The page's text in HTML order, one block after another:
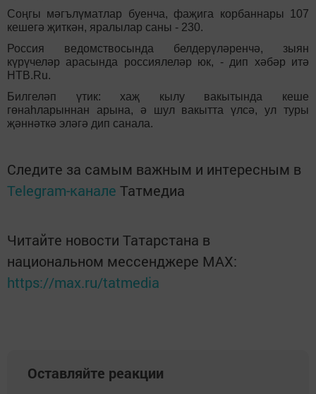
Соңгы мәгълүматлар буенча, фаҗига корбаннары 107
кешегә җиткән, яралылар саны - 230.
Россия ведомствосында белдерүләренчә, зыян
күрүчеләр арасында россиялеләр юк, - дип хәбәр итә
НТВ.Ru.
Билгеләп үтик: хаҗ кылу вакытында кеше
гөнаһларыннан арына, ә шул вакытта үлсә, ул туры
җәннәткә эләгә дип санала.
Следите за самым важным и интересным в
Telegram-канале Татмедиа
Читайте новости Татарстана в
национальном мессенджере MАХ:
https://max.ru/tatmedia
Оставляйте реакции